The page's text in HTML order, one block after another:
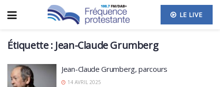
LE LIVE
Étiquette : Jean-Claude Grumberg
Jean-Claude Grumberg, parcours
14 AVRIL 2025